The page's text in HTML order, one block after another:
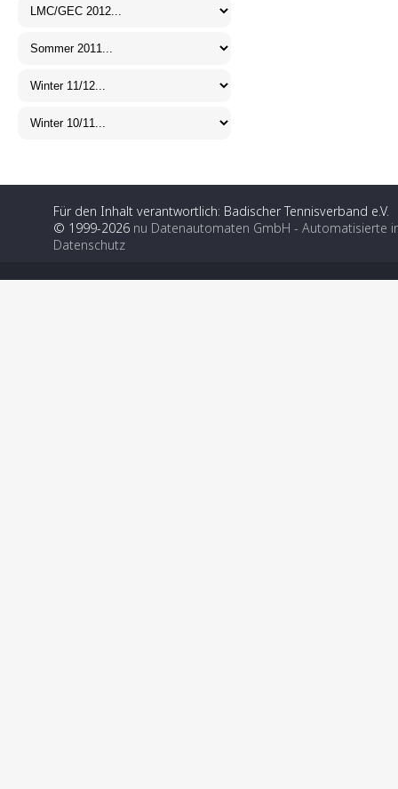
Für den Inhalt verantwortlich: Badischer Tennisverband e.V.
© 1999-2026 nu Datenautomaten GmbH - Automatisierte
Datenschutz